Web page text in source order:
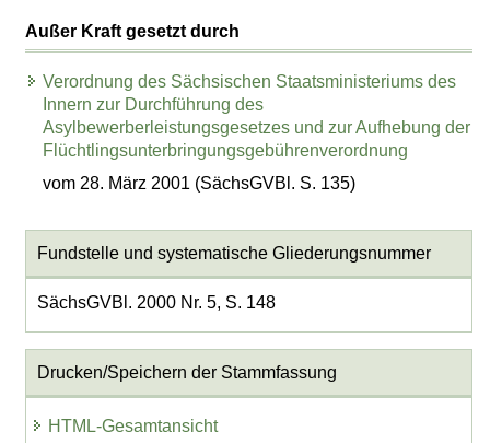
Außer Kraft gesetzt durch
Verordnung des Sächsischen Staatsministeriums des
Innern zur Durchführung des
Asylbewerberleistungsgesetzes und zur Aufhebung der
Flüchtlingsunterbringungsgebührenverordnung
vom 28. März 2001 (SächsGVBl. S. 135)
Fundstelle und systematische Gliederungsnummer
SächsGVBl. 2000 Nr. 5, S. 148
Drucken/Speichern der Stammfassung
HTML-Gesamtansicht